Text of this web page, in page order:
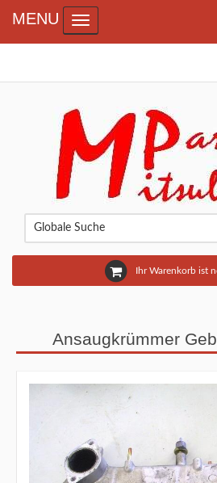
Ihr Warenkorb ist
MENU Toggle navigation
Ansaugkrümmer